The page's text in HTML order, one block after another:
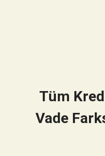
Tüm
Vade